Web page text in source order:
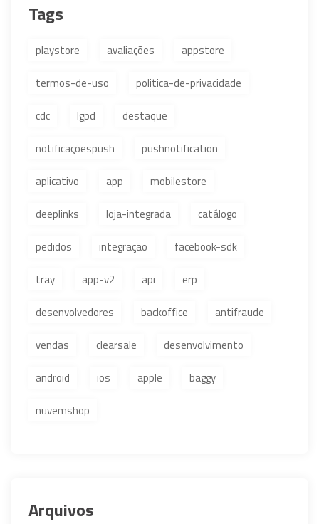
Tags
playstore avaliações
appstore
termos-de-uso
politica-de-privacidade
cdc
lgpd
destaque
notificaçõespush
pushnotification
aplicativo
app
mobilestore
deeplinks
loja-integrada
catálogo
pedidos
integração
facebook-sdk
tray
app-v2 api
erp
desenvolvedores
backoffice
antifraude
vendas
clearsale
desenvolvimento
android
ios apple
baggy
nuvemshop
Arquivos